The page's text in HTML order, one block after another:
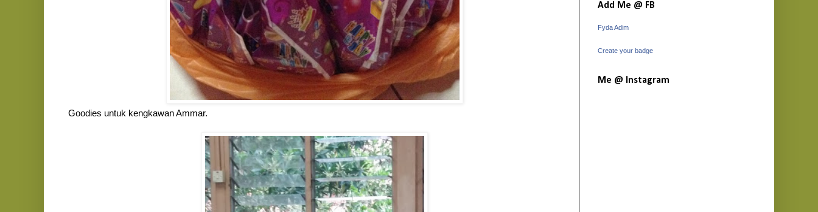
Goodies untuk kengkawan Ammar.
Add Me @ FB
Fyda Adim
Create your badge
Me @ Instagram